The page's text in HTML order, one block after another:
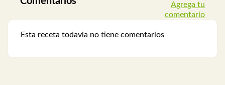
Agrega tu
comentario
Esta receta todavia no tiene comentarios